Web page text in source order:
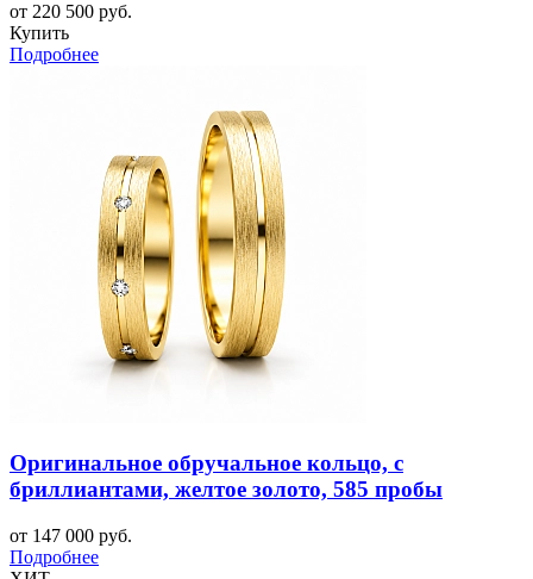
от 220 500 руб.
Купить
Подробнее
Оригинальное обручальное кольцо, с
бриллиантами, желтое золото, 585 пробы
от 147 000 руб.
Подробнее